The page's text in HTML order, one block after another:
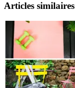
Articles similaires